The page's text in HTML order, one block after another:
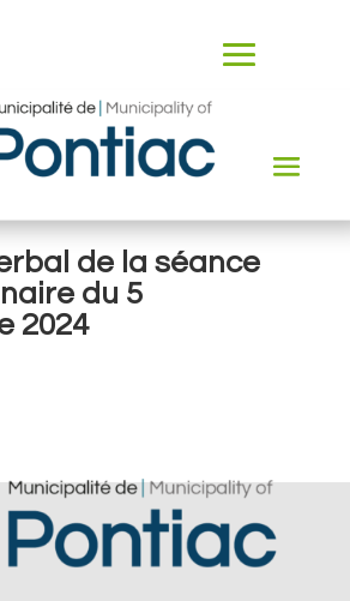
de la séance
du 5
2024